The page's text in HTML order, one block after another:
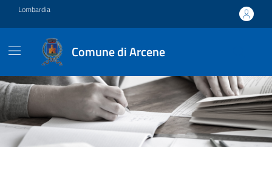
Vai ai contenuti
Vai al footer
Lombardia
Comune di Arcene